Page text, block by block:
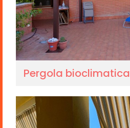
Pergola bioclimatica